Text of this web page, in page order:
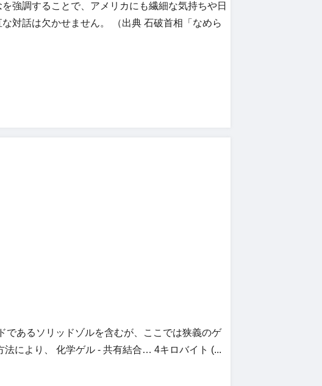
強調することで、アメリカにも繊細な気持ちや日
対話は欠かせません。 （出典 石破首相「なめら
であるソリッドゾルを含むが、ここでは狭義のゲ
により、 化学ゲル - 共有結合… 4キロバイト (...